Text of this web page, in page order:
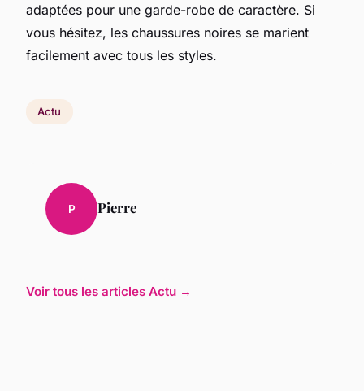
adaptées pour une garde-robe de caractère. Si
vous hésitez, les chaussures noires se marient
facilement avec tous les styles.
Actu
P Pierre
Voir tous les articles Actu →